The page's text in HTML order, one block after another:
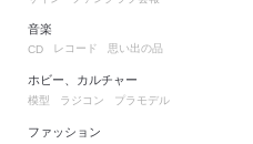
音楽
CD レコード 思い出の品
ホビー、カルチャー
模型 ラジコン プラモデル
ファッション